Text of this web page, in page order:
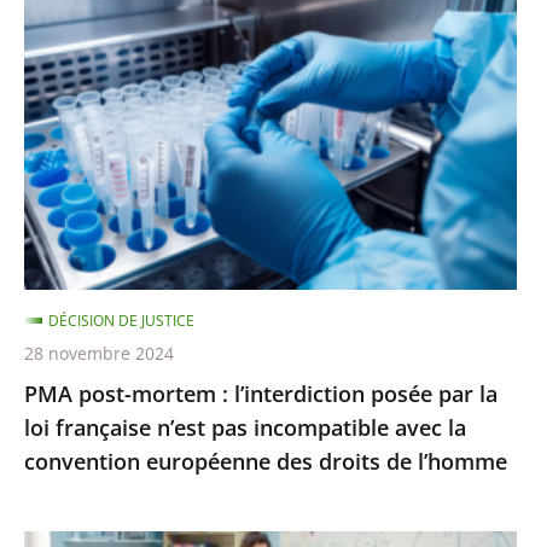
mettre
à
disposition
une
salle
pour
une
conféren...
post-
mortem
:
l’interdiction
posée
par
la
loi
française
n’est
pas
incompatible
avec
la
européenne
PMA post-mortem : l’interdiction posée par la
loi française n’est pas incompatible avec la
convention européenne des droits de l’homme
DÉCISION DE JUSTICE
28 novembre 2024